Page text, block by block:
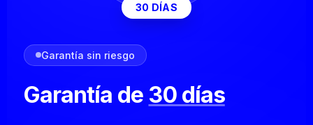
30 DÍAS
Garantía sin riesgo
Garantía de 30 días